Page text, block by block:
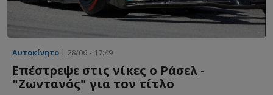
Αυτοκίνητο | 28/06 - 17:49
Επέστρεψε στις νίκες ο Ράσελ -
"Ζωντανός" για τον τίτλο